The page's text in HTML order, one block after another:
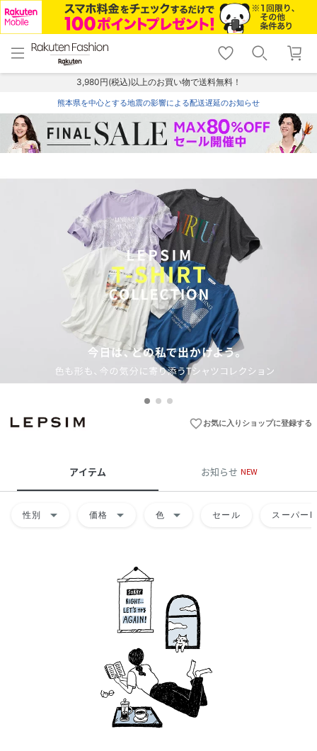
menu home
トップ
shopping_cart lock_outline
ログイン
3,980円(税込)以上のお買い物で送料無料！
熊本県を中心とする地震の影響による配送遅延のお知らせ
favorite_borderお気に入りショップに登録する
アイテム お知らせ NEW
性別 arrow_drop_down 価格 arrow_drop_down 色 arrow_drop_down セール スーパー